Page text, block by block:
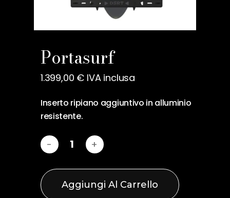
Portasurf
1.399,00 € IVA inclusa
Inserto ripiano aggiuntivo in alluminio
resistente.
Aggiungi Al Carrello
sito web in questo browser
commento.